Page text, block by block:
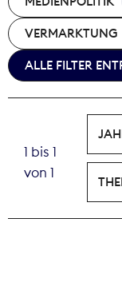
VERMARKTUNG
ALLE FILTER
1 bis 1
von 1